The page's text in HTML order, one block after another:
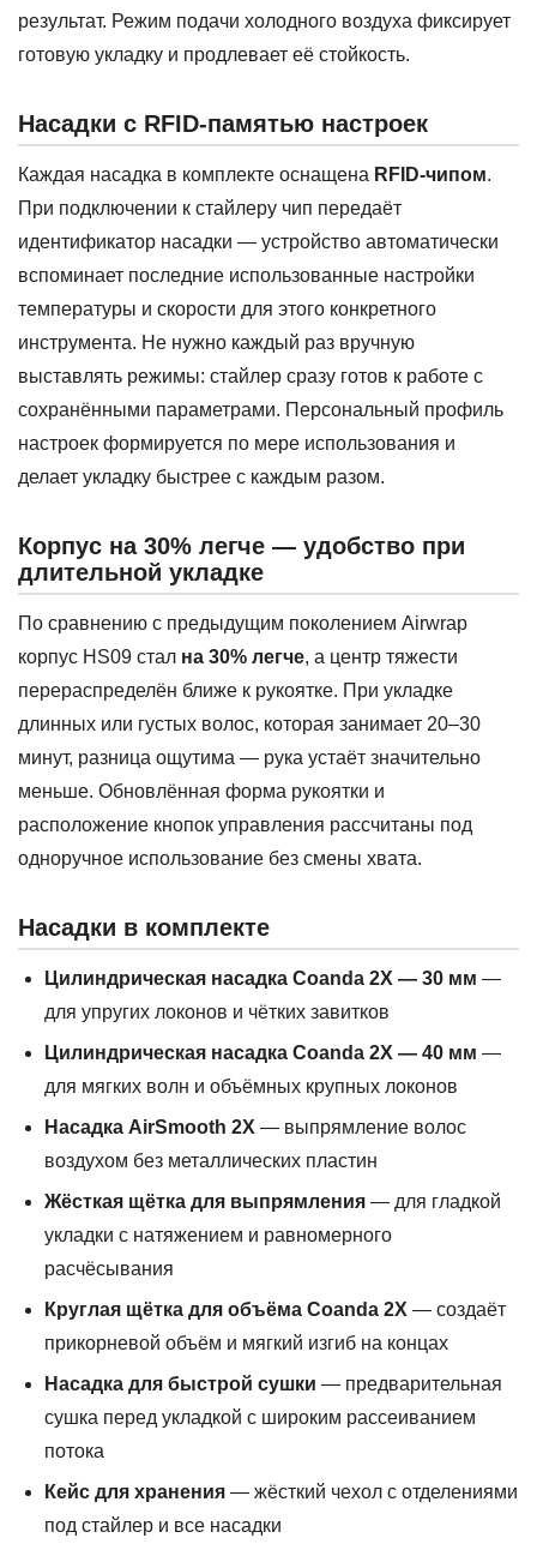
результат. Режим подачи холодного воздуха фиксирует
готовую укладку и продлевает её стойкость.
Насадки с RFID-памятью настроек
Каждая насадка в комплекте оснащена RFID-чипом.
При подключении к стайлеру чип передаёт
идентификатор насадки — устройство автоматически
вспоминает последние использованные настройки
температуры и скорости для этого конкретного
инструмента. Не нужно каждый раз вручную
выставлять режимы: стайлер сразу готов к работе с
сохранёнными параметрами. Персональный профиль
настроек формируется по мере использования и
делает укладку быстрее с каждым разом.
Корпус на 30% легче — удобство при
длительной укладке
По сравнению с предыдущим поколением Airwrap
корпус HS09 стал на 30% легче, а центр тяжести
перераспределён ближе к рукоятке. При укладке
длинных или густых волос, которая занимает 20–30
минут, разница ощутима — рука устаёт значительно
меньше. Обновлённая форма рукоятки и
расположение кнопок управления рассчитаны под
одноручное использование без смены хвата.
Насадки в комплекте
Цилиндрическая насадка Coanda 2X — 30 мм —
для упругих локонов и чётких завитков
Цилиндрическая насадка Coanda 2X — 40 мм —
для мягких волн и объёмных крупных локонов
Насадка AirSmooth 2X — выпрямление волос
воздухом без металлических пластин
Жёсткая щётка для выпрямления — для гладкой
укладки с натяжением и равномерного
расчёсывания
Круглая щётка для объёма Coanda 2X — создаёт
прикорневой объём и мягкий изгиб на концах
Насадка для быстрой сушки — предварительная
сушка перед укладкой с широким рассеиванием
потока
Кейс для хранения — жёсткий чехол с отделениями
под стайлер и все насадки